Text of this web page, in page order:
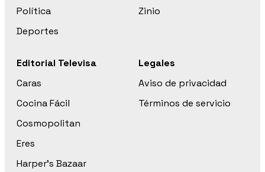
Política
Deportes
Zinio
Editorial Televisa
Caras
Cocina Fácil
Cosmopolitan
Eres
Harper’s Bazaar
Legales
Aviso de privacidad
Términos de servicio